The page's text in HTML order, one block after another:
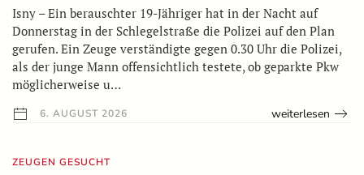
Isny – Ein berauschter 19-Jähriger hat in der Nacht auf
Donnerstag in der Schlegelstraße die Polizei auf den Plan
gerufen. Ein Zeuge verständigte gegen 0.30 Uhr die Polizei,
als der junge Mann offensichtlich testete, ob geparkte Pkw
möglicherweise u…
6. AUGUST 2026 weiterlesen
ZEUGEN GESUCHT